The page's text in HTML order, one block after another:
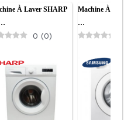
À Laver SHARP
0 (0)
Machine À Laver
…